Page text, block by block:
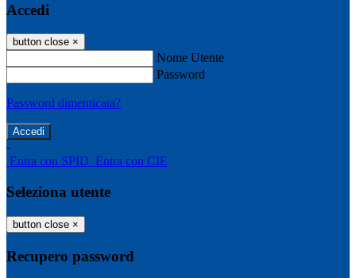
Accedi
button close ×
Nome Utente
Password
Password dimenticata?
-
Entra con SPID Entra con CIE
Seleziona utente
button close ×
Recupero password